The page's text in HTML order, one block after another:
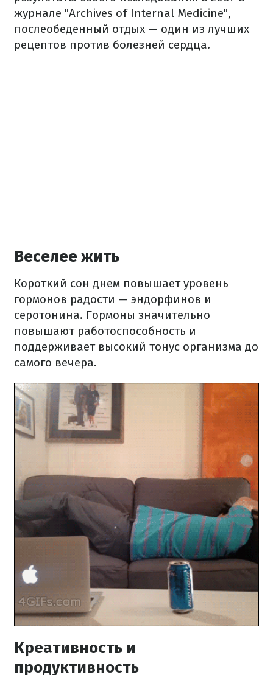
журнале "Archives of Internal Medicine",
послеобеденный отдых — один из лучших
рецептов против болезней сердца.
Веселее жить
Короткий сон днем повышает уровень
гормонов радости — эндорфинов и
серотонина. Гормоны значительно
повышают работоспособность и
поддерживает высокий тонус организма до
самого вечера.
Креативность и
продуктивность